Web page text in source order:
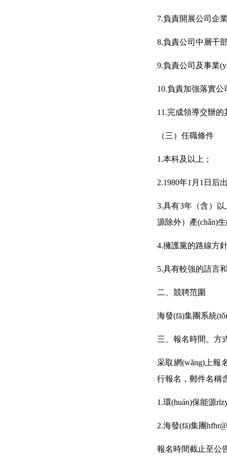
7.負責開展公司企業
8.負責公司中層干部
9.負責公司及事業
10.負責加強落實公
11.完成領導交辦的
（三）任職條件
1.本科及以上；
2.1980年1月1日后
3.具有3年（含）以
源除外）產(chǎn)
4.擁護黨的路線方針
5.具有較強的語言
二、競聘范圍
海發(fā)集團系統
三、報名時間、方
采取網(wǎng)上報
行報名，郵件名稱
1.環(huán)保能源
2.海發(fā)集團
報名時間截止至公告